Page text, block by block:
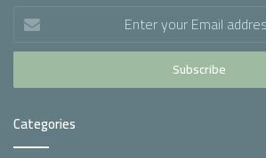
Enter
your
Email
Categories